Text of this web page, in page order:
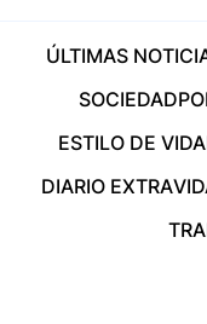
ÚLTIMAS
SOCIEDAD
ESTILO DE VIDA
DIARIO EXTRA